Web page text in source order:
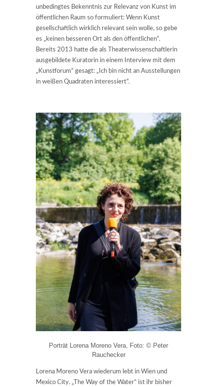
unbedingtes Bekenntnis zur Relevanz von Kunst im
öffentlichen Raum so formuliert: Wenn Kunst
gesellschaftlich wirklich relevant sein wolle, so gebe
es „keinen besseren Ort als den öffentlichen“.
Bereits 2013 hatte die als Theaterwissenschaftlerin
ausgebildete Kuratorin in einem Interview mit dem
„Kunstforum“ gesagt: „Ich bin nicht an Ausstellungen
in weißen Quadraten interessiert“.
Porträt Lorena Moreno Vera, Foto: © Peter
Rauchecker
Lorena Moreno Vera wiederum lebt in Wien und
Mexico City. „The Way of the Water“ ist ihr bisher